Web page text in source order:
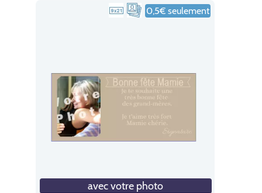
0,5€ seulement
avec votre photo